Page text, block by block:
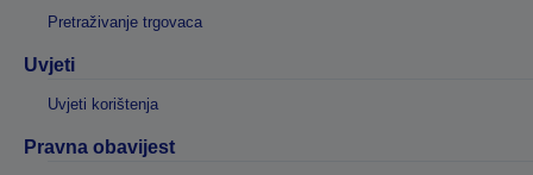
Pretraživanje trgovaca
Uvjeti
Uvjeti korištenja
Pravna obavijest